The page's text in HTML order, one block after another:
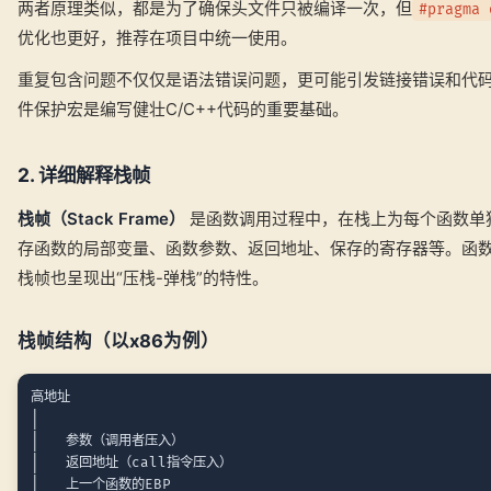
两者原理类似，都是为了确保头文件只被编译一次，但 #pragma
优化也更好，推荐在项目中统一使用。
重复包含问题不仅仅是语法错误问题，更可能引发链接错误和代
件保护宏是编写健壮C/C++代码的重要基础。
2. 详细解释栈帧
栈帧（Stack Frame）
是函数调用过程中，在栈上为每个函数
存函数的局部变量、函数参数、返回地址、保存的寄存器等。函
栈帧也呈现出“压栈-弹栈”的特性。
栈帧结构（以x86为例）
高地址
│   参数（调用者压入）
│   返回地址（call指令压入）
│   上一个函数的EBP